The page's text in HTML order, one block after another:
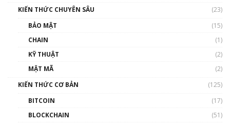
00:43:47
như thể nào?
KIẾN THỨC CHUYÊN SÂU
(23)
BẢO MẬT
(15)
CHAIN
(1)
KỸ THUẬT
(2)
MẬT MÃ
(2)
KIẾN THỨC CƠ BẢN
(125)
BITCOIN
(17)
BLOCKCHAIN
(51)